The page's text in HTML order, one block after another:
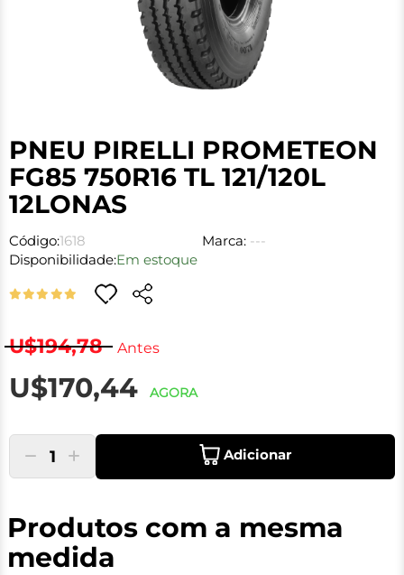
PNEU PIRELLI PROMETEON
FG85 750R16 TL 121/120L
12LONAS
Código:1618 Marca: ---
Disponibilidade:Em estoque
U$194,78 Antes
U$170,44 AGORA
1 Adicionar
Produtos com a mesma
medida